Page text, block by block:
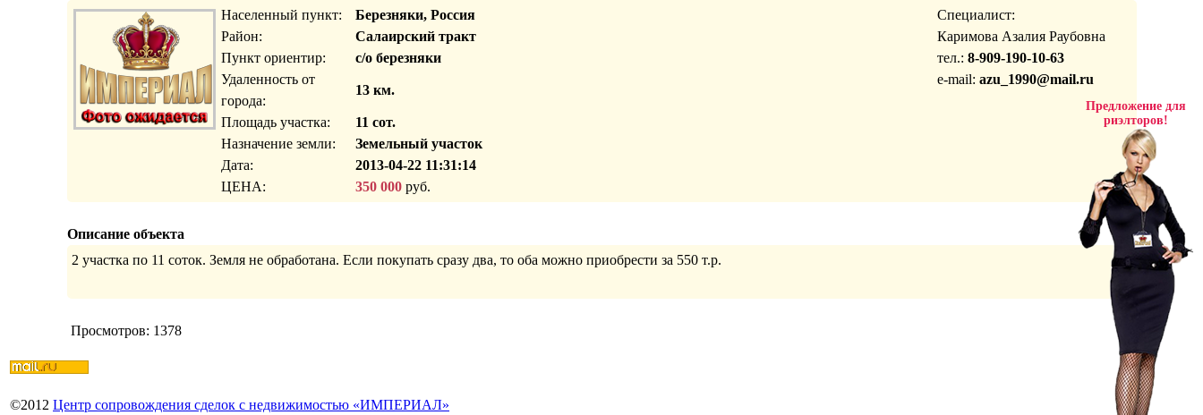
Населенный пункт:
Березняки, Россия
Район:
Салаирский тракт
Пункт ориентир:
с/о березняки
Удаленность от
города:
13 км.
Площадь участка:
11 сот.
Назначение земли:
Земельный участок
Дата:
2013-04-22 11:31:14
ЦЕНА:
350 000руб.
Специалист:
Каримова Азалия Раубовна
тел.: 8-909-190-10-63
e-mail: azu_1990@mail.ru
Описание объекта
2 участка по 11 соток. Земля не обработана. Если покупать сразу два, то оба можно приобрести за 550 т.р.
Просмотров: 1378
Предложение для
риэлторов!
©2012 Центр сопровождения сделок с недвижимостью «ИМПЕРИАЛ»